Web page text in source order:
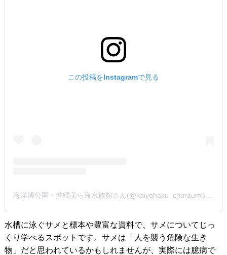
この投稿をInstagramで見る
海洋博公園・沖縄美ら海水族館さん(@kaiyohaku_churaumi)がシェアした投稿
水槽に泳ぐサメと標本や豊富な資料で、サメについてじっ
くり学べるスポットです。サメは「人を襲う危険な生き
物」だと思われているかもしれませんが、実際には臆病で